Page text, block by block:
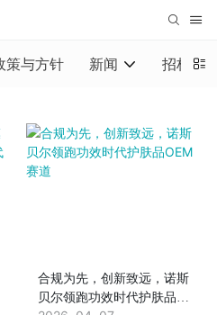
策与方针 新闻 招标公
合规为先，创新致远，诺斯
贝尔领跑功效时代护肤品